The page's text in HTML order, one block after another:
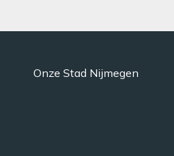
Onze Stad Nijmegen